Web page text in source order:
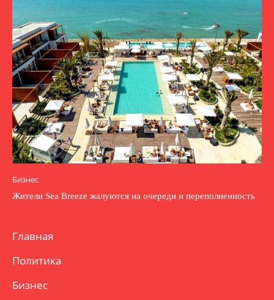
Бизнес
Жители Sea Breeze жалуются на очереди и переполненность
Главная
Политика
Бизнес